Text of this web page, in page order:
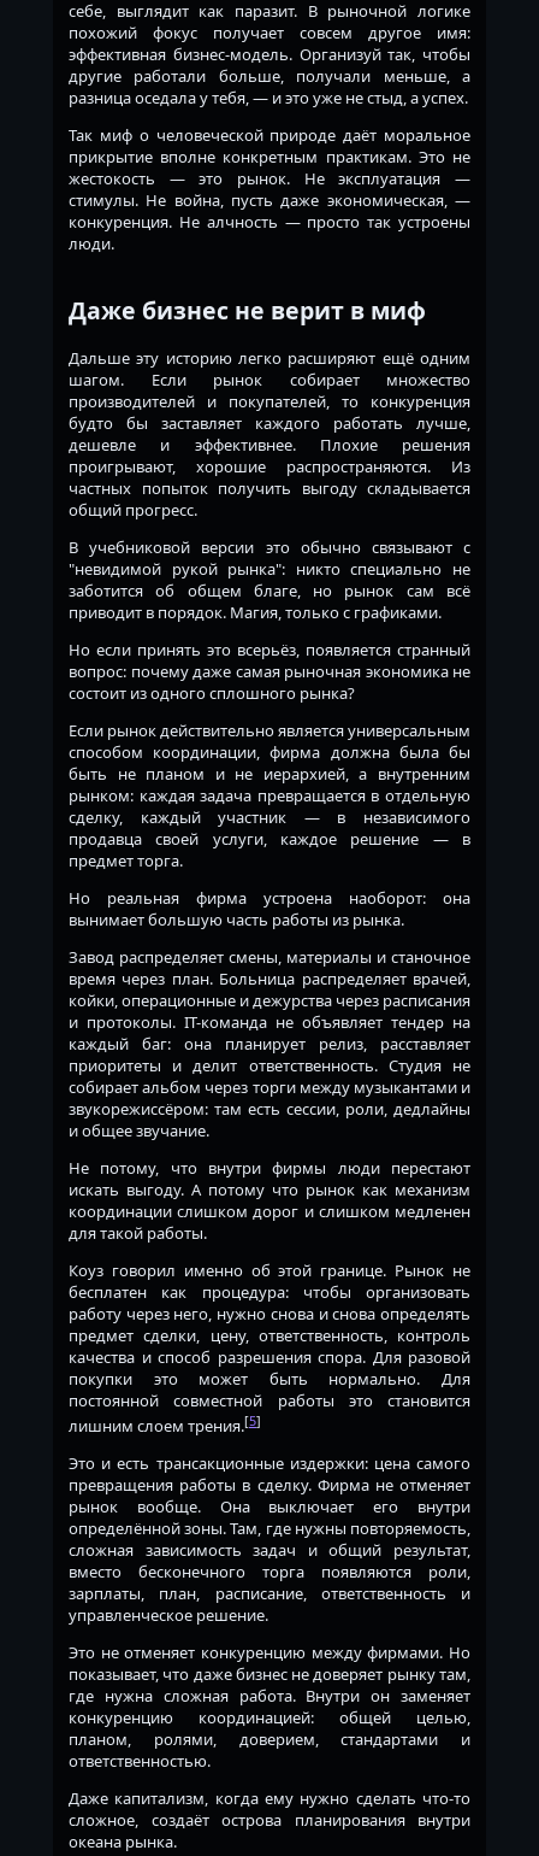
себе, выглядит как паразит. В рыночной логике
похожий фокус получает совсем другое имя:
эффективная бизнес-модель. Организуй так, чтобы
другие работали больше, получали меньше, а
разница оседала у тебя, — и это уже не стыд, а успех.
Так миф о человеческой природе даёт моральное
прикрытие вполне конкретным практикам. Это не
жестокость — это рынок. Не эксплуатация —
стимулы. Не война, пусть даже экономическая, —
конкуренция. Не алчность — просто так устроены
люди.
Даже бизнес не верит в миф
Дальше эту историю легко расширяют ещё одним
шагом. Если рынок собирает множество
производителей и покупателей, то конкуренция
будто бы заставляет каждого работать лучше,
дешевле и эффективнее. Плохие решения
проигрывают, хорошие распространяются. Из
частных попыток получить выгоду складывается
общий прогресс.
В учебниковой версии это обычно связывают с
"невидимой рукой рынка": никто специально не
заботится об общем благе, но рынок сам всё
приводит в порядок. Магия, только с графиками.
Но если принять это всерьёз, появляется странный
вопрос: почему даже самая рыночная экономика не
состоит из одного сплошного рынка?
Если рынок действительно является универсальным
способом координации, фирма должна была бы
быть не планом и не иерархией, а внутренним
рынком: каждая задача превращается в отдельную
сделку, каждый участник — в независимого
продавца своей услуги, каждое решение — в
предмет торга.
Но реальная фирма устроена наоборот: она
вынимает большую часть работы из рынка.
Завод распределяет смены, материалы и станочное
время через план. Больница распределяет врачей,
койки, операционные и дежурства через расписания
и протоколы. IT-команда не объявляет тендер на
каждый баг: она планирует релиз, расставляет
приоритеты и делит ответственность. Студия не
собирает альбом через торги между музыкантами и
звукорежиссёром: там есть сессии, роли, дедлайны
и общее звучание.
Не потому, что внутри фирмы люди перестают
искать выгоду. А потому что рынок как механизм
координации слишком дорог и слишком медленен
для такой работы.
Коуз говорил именно об этой границе. Рынок не
бесплатен как процедура: чтобы организовать
работу через него, нужно снова и снова определять
предмет сделки, цену, ответственность, контроль
качества и способ разрешения спора. Для разовой
покупки это может быть нормально. Для
постоянной совместной работы это становится
лишним слоем трения.[5]
Это и есть трансакционные издержки: цена самого
превращения работы в сделку. Фирма не отменяет
рынок вообще. Она выключает его внутри
определённой зоны. Там, где нужны повторяемость,
сложная зависимость задач и общий результат,
вместо бесконечного торга появляются роли,
зарплаты, план, расписание, ответственность и
управленческое решение.
Это не отменяет конкуренцию между фирмами. Но
показывает, что даже бизнес не доверяет рынку там,
где нужна сложная работа. Внутри он заменяет
конкуренцию координацией: общей целью,
планом, ролями, доверием, стандартами и
ответственностью.
Даже капитализм, когда ему нужно сделать что-то
сложное, создаёт острова планирования внутри
океана рынка.